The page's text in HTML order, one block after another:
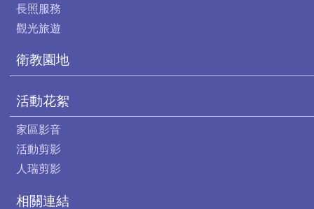
長照服務
觀光旅遊
衛教園地
活動花絮
家區影音
活動剪影
人瑞剪影
相關連結